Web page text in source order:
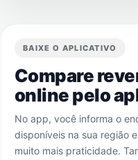
BAIXE O APLICATIVO
Compare
online pelo
No app, você informa o
disponíveis na sua região
muito mais praticidade.